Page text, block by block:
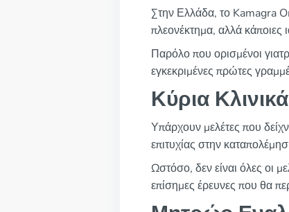
Στην Ελλάδα, το Kamagra
πλεονέκτημα, αλλά κάποιες
Παρόλο που ορισμένοι
εγκεκριμένες πρώτες
Κύρια
Υπάρχουν μελέτες που
επιτυχίας στην
Ωστόσο, δεν είναι όλες οι
επίσημες έρευνες που θα